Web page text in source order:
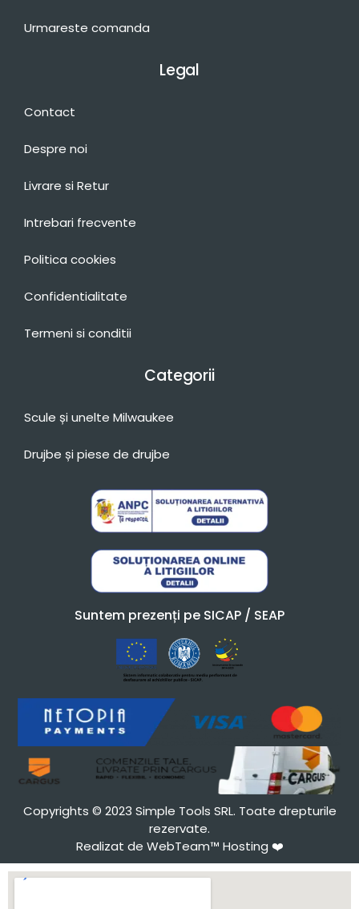
Urmareste comanda
Legal
Contact
Despre noi
Livrare si Retur
Intrebari frecvente
Politica cookies
Confidentialitate
Termeni si conditii
Categorii
Scule și unelte Milwaukee
Drujbe și piese de drujbe
Suntem prezenți pe SICAP / SEAP
Copyrights © 2023 Simple Tools SRL. Toate drepturile
rezervate.
Realizat de WebTeam™ Hosting ❤️